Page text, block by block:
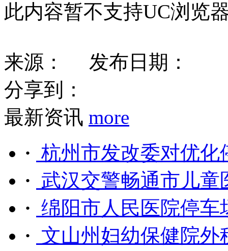
此内容暂不支持UC浏览
来源：
发布日期：
分享到：
最新资讯 more
· 杭州市发改委对优化
· 武汉交警畅通市儿童
· 绵阳市人民医院停车
· 文山州妇幼保健院外